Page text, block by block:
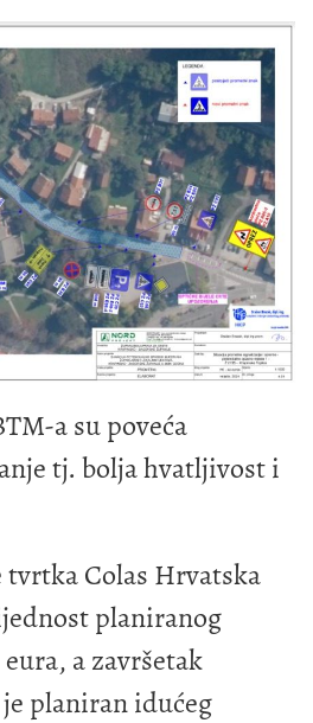
a su poveća
tj. bolja hvatljivost i
tvrtka Colas Hrvatska
planiranog
a završetak
planiran idućeg